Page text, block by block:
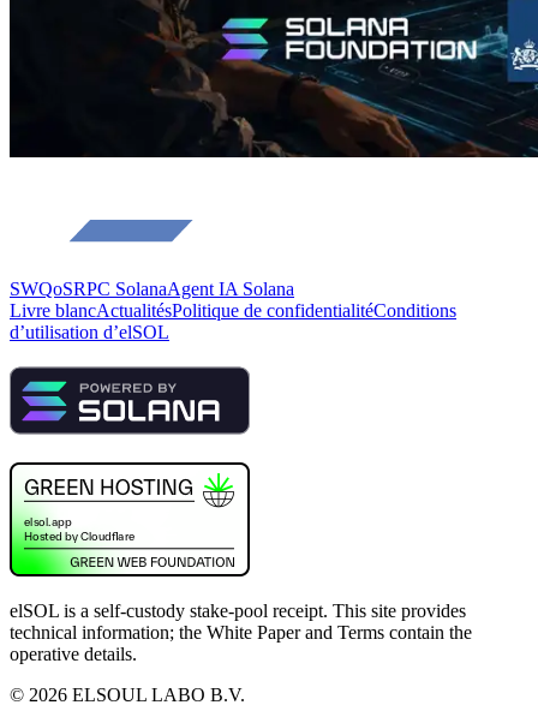
SWQoSRPC SolanaAgent IA Solana
Livre blancActualitésPolitique de confidentialitéConditions
d’utilisation d’elSOL
elSOL is a self-custody stake-pool receipt. This site provides
technical information; the White Paper and Terms contain the
operative details.
© 2026 ELSOUL LABO B.V.